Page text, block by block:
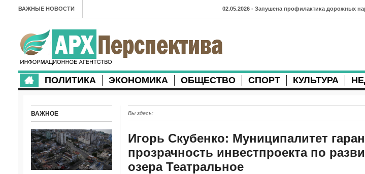
ВАЖНЫЕ НОВОСТИ 02.05.2026 - Запушена профилактика дорожных
27.04.2026 - Губернатор Архангельской области
23.04.2026 - Детский экологический форум усилит
продолжают затруднять движение
21.04.2026 - Выгуливание собак: правила и
20.04.2026 - Итоги хоккейного сезона в
ПОЛИТИКА ЭКОНОМИКА ОБЩЕСТВО СПОРТ КУЛЬТУРА
Вы здесь:
Игорь Скубенко: Муниципалитет
прозрачность инвестпроекта по
озера Театральное
ВАЖНОЕ